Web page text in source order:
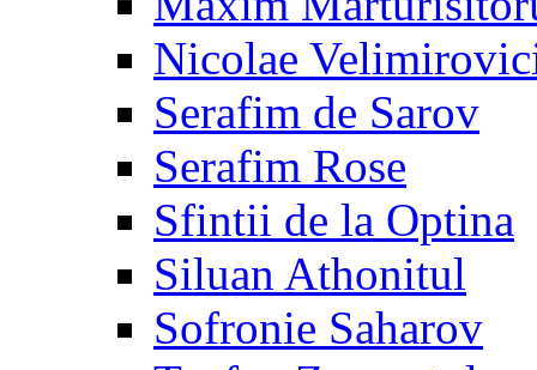
Nicolae
Serafim de Sarov
Serafim Rose
Sfintii de la Optina
Siluan Athonitul
Sofronie Saharov